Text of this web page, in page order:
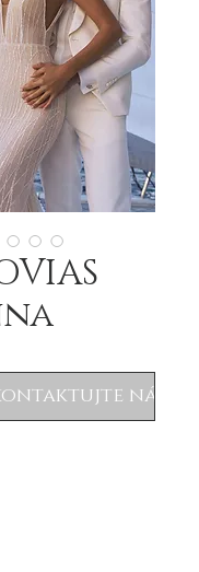
nás